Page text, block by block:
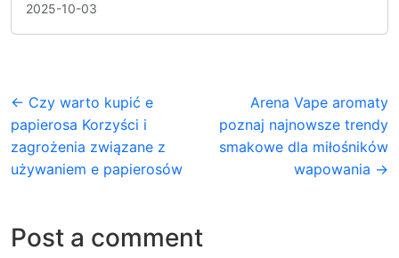
2025-10-03
← Czy warto kupić e
papierosa Korzyści i
zagrożenia związane z
używaniem e papierosów
Arena Vape aromaty
poznaj najnowsze trendy
smakowe dla miłośników
wapowania →
Post a comment